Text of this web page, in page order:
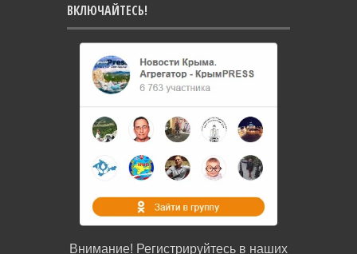
ВКЛЮЧАЙТЕСЬ!
Внимание! Регистрируйтесь в наших